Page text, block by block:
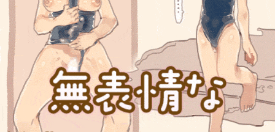
【悲報】八王子の夏祭り、衛生管理終わってた
【朗報】ハンターハンター最新話、ベンジャミンが覚
醒して主人公...
【悲報】最新話のモンキー・D・ルフィさん、あまりに
も情けなさ...
彼女に浮気されたワイ（38）、人生を変えるために
「プログラミ...
自衛隊指揮に国産AI、情報収集や分析担わせ迅速な意
思決定…「...
石畳の路地に突入した中国EV、パワー不足で周囲の通
行人を困惑...
カズレーザーさん、無保険で車を乗り回すやつを一蹴
してしまうｗ...
パソコン使ってるのに有料のセキュリティソフト入れ